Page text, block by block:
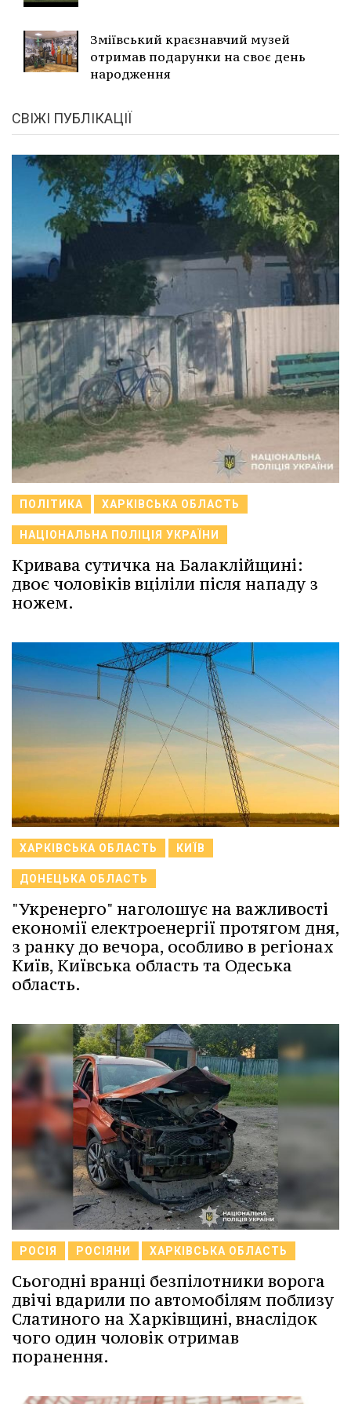
Зміївський краєзнавчий музей
отримав подарунки на своє день
народження
СВІЖІ ПУБЛІКАЦІЇ
ПОЛІТИКА ХАРКІВСЬКА ОБЛАСТЬ
НАЦІОНАЛЬНА ПОЛІЦІЯ УКРАЇНИ
Кривава сутичка на Балаклійщині:
двоє чоловіків вціліли після нападу з
ножем.
ХАРКІВСЬКА ОБЛАСТЬ КИЇВ
ДОНЕЦЬКА ОБЛАСТЬ
"Укренерго" наголошує на важливості
економії електроенергії протягом дня,
з ранку до вечора, особливо в регіонах
Київ, Київська область та Одеська
область.
РОСІЯ РОСІЯНИ ХАРКІВСЬКА ОБЛАСТЬ
Сьогодні вранці безпілотники ворога
двічі вдарили по автомобілям поблизу
Слатиного на Харківщині, внаслідок
чого один чоловік отримав
поранення.